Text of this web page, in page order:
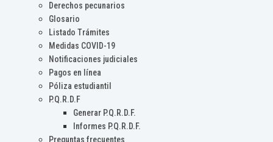
Derechos pecunarios
Glosario
Listado Trámites
Medidas COVID-19
Notificaciones judiciales
Pagos en línea
Póliza estudiantil
P.Q.R.D.F
Generar P.Q.R.D.F.
Informes P.Q.R.D.F.
Preguntas frecuentes